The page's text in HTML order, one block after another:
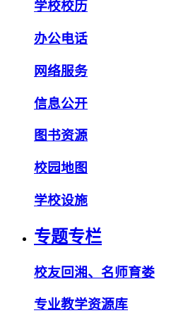
学校校历
办公电话
网络服务
信息公开
图书资源
校园地图
学校设施
专题专栏
校友回湘、名师育娄
专业教学资源库